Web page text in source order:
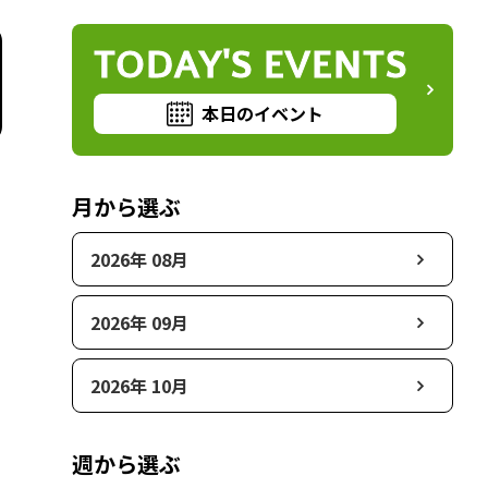
TODAY'S EVENTS
本日のイベント
月から選ぶ
2026年 08月
2026年 09月
2026年 10月
週から選ぶ